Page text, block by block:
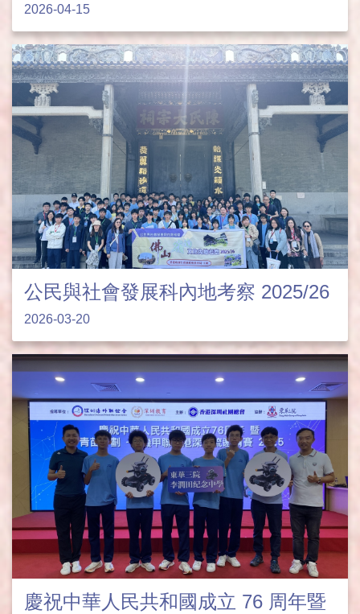
2026-04-15
公民與社會發展科內地考察 2025/26
2026-03-20
慶祝中華人民共和國成立 76 周年暨